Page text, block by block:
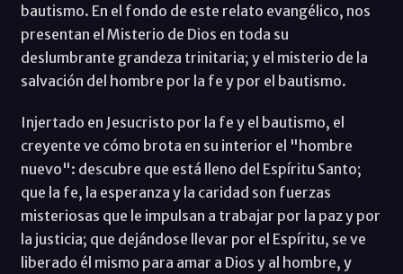
bautismo. En el fondo de este relato evangélico, nos
presentan el Misterio de Dios en toda su
deslumbrante grandeza trinitaria; y el misterio de la
salvación del hombre por la fe y por el bautismo.
Injertado en Jesucristo por la fe y el bautismo, el
creyente ve cómo brota en su interior el "hombre
nuevo": descubre que está lleno del Espíritu Santo;
que la fe, la esperanza y la caridad son fuerzas
misteriosas que le impulsan a trabajar por la paz y por
la justicia; que dejándose llevar por el Espíritu, se ve
liberado él mismo para amar a Dios y al hombre, y